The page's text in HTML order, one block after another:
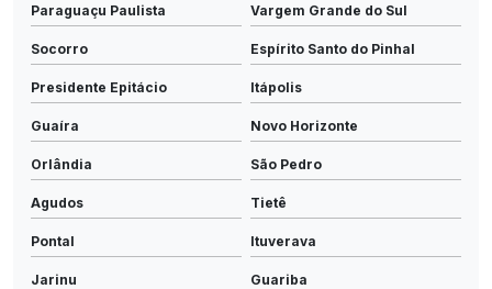
Paraguaçu Paulista Vargem Grande do Sul
Socorro Espírito Santo do Pinhal
Presidente Epitácio Itápolis
Guaíra Novo Horizonte
Orlândia São Pedro
Agudos Tietê
Pontal Ituverava
Jarinu Guariba